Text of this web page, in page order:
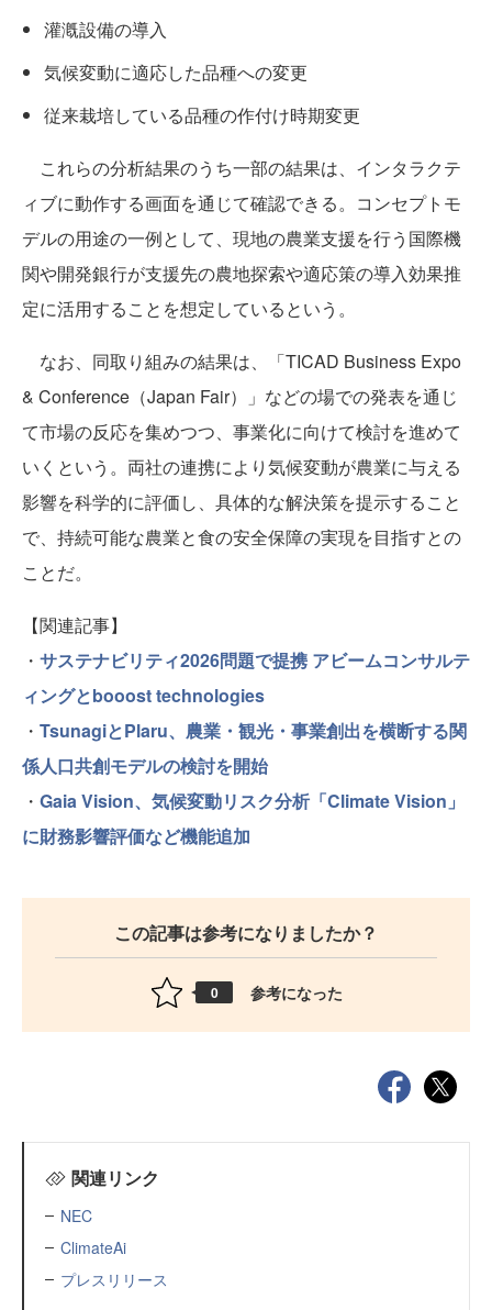
灌漑設備の導入
気候変動に適応した品種への変更
従来栽培している品種の作付け時期変更
これらの分析結果のうち一部の結果は、インタラクテ
ィブに動作する画面を通じて確認できる。コンセプトモ
デルの用途の一例として、現地の農業支援を行う国際機
関や開発銀行が支援先の農地探索や適応策の導入効果推
定に活用することを想定しているという。
なお、同取り組みの結果は、「TICAD Business Expo
& Conference（Japan Fair）」などの場での発表を通じ
て市場の反応を集めつつ、事業化に向けて検討を進めて
いくという。両社の連携により気候変動が農業に与える
影響を科学的に評価し、具体的な解決策を提示すること
で、持続可能な農業と食の安全保障の実現を目指すとの
ことだ。
【関連記事】
・ サステナビリティ2026問題で提携 アビームコンサルテ
ィングとbooost technologies
・ TsunagiとPlaru、農業・観光・事業創出を横断する関
係人口共創モデルの検討を開始
・ Gaia Vision、気候変動リスク分析「Climate Vision」
に財務影響評価など機能追加
この記事は参考になりましたか？
0 参考になった
関連リンク
NEC
ClimateAi
プレスリリース